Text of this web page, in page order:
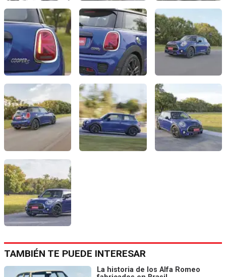
TAMBIÉN TE PUEDE INTERESAR
La historia de los Alfa Romeo